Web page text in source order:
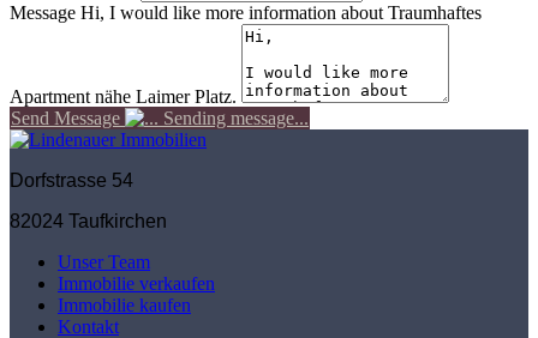
Message Hi, I would like more information about Traumhaftes
Apartment nähe Laimer Platz.
Send Message
Sending message...
Dorfstrasse 54
82024 Taufkirchen
Unser Team
Immobilie verkaufen
Immobilie kaufen
Kontakt